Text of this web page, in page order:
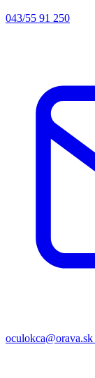
043/55 91 250
oculokca@orava.sk